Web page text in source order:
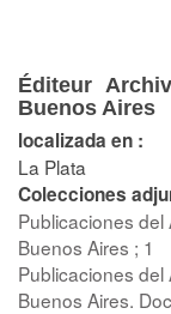
Éditeur
Buenos Aires
localizada en :
La Plata
Colecciones
Publicaciones del
Buenos Aires ; 1
Publicaciones del
Buenos Aires.